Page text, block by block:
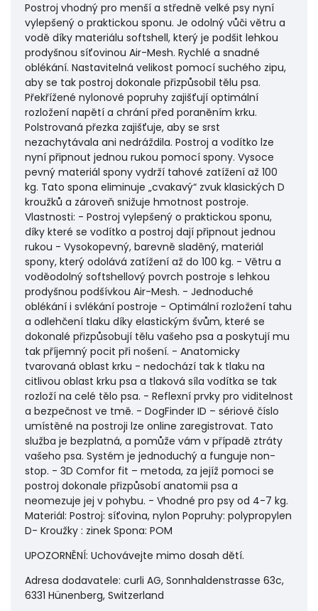
Postroj vhodný pro menší a středně velké psy nyní
vylepšený o praktickou sponu. Je odolný vůči větru a
vodě díky materiálu softshell, který je podšit lehkou
prodyšnou síťovinou Air-Mesh. Rychlé a snadné
oblékání. Nastavitelná velikost pomocí suchého zipu,
aby se tak postroj dokonale přizpůsobil tělu psa.
Překřížené nylonové popruhy zajišťují optimální
rozložení napětí a chrání před poraněním krku.
Polstrovaná přezka zajišťuje, aby se srst
nezachytávala ani nedráždila. Postroj a vodítko lze
nyní připnout jednou rukou pomocí spony. Vysoce
pevný materiál spony vydrží tahové zatížení až 100
kg. Tato spona eliminuje „cvakavý“ zvuk klasických D
kroužků a zároveň snižuje hmotnost postroje.
Vlastnosti: - Postroj vylepšený o praktickou sponu,
díky které se vodítko a postroj dají připnout jednou
rukou - Vysokopevný, barevně sladěný, materiál
spony, který odolává zatížení až do 100 kg. - Větru a
voděodolný softshellový povrch postroje s lehkou
prodyšnou podšívkou Air-Mesh. - Jednoduché
oblékání i svlékání postroje - Optimální rozložení tahu
a odlehčení tlaku díky elastickým švům, které se
dokonalé přizpůsobují tělu vašeho psa a poskytují mu
tak příjemný pocit při nošení. - Anatomicky
tvarovaná oblast krku - nedochází tak k tlaku na
citlivou oblast krku psa a tlaková síla vodítka se tak
rozloží na celé tělo psa. - Reflexní prvky pro viditelnost
a bezpečnost ve tmě. - DogFinder ID – sériové číslo
umístěné na postroji lze online zaregistrovat. Tato
služba je bezplatná, a pomůže vám v případě ztráty
vašeho psa. Systém je jednoduchý a funguje non-
stop. - 3D Comfor fit – metoda, za jejíž pomoci se
postroj dokonale přizpůsobí anatomii psa a
neomezuje jej v pohybu. - Vhodné pro psy od 4-7 kg.
Materiál: Postroj: síťovina, nylon Popruhy: polypropylen
D- Kroužky : zinek Spona: POM
UPOZORNĚNÍ: Uchovávejte mimo dosah dětí.
Adresa dodavatele: curli AG, Sonnhaldenstrasse 63c,
6331 Hünenberg, Switzerland